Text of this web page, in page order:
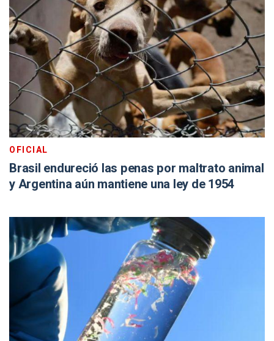
OFICIAL
Brasil endureció las penas por maltrato animal
y Argentina aún mantiene una ley de 1954